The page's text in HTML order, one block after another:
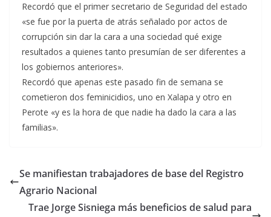
Recordó que el primer secretario de Seguridad del estado
«se fue por la puerta de atrás señalado por actos de
corrupción sin dar la cara a una sociedad qué exige
resultados a quienes tanto presumían de ser diferentes a
los gobiernos anteriores».
Recordó que apenas este pasado fin de semana se
cometieron dos feminicidios, uno en Xalapa y otro en
Perote «y es la hora de que nadie ha dado la cara a las
familias».
Se manifiestan trabajadores de base del Registro
Agrario Nacional
Trae Jorge Sisniega más beneficios de salud para